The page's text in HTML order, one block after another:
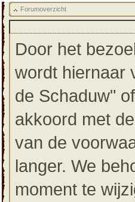
Forumoverzicht
Door het
wordt hiernaar
de Schaduw"
akkoord met
van de
langer. We
moment te